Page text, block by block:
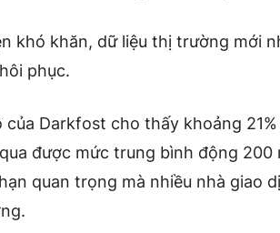
khó khăn, dữ liệu thị trường mới
phục.
của Darkfost cho thấy khoảng
được mức trung bình động
quan trọng mà nhiều nhà giao